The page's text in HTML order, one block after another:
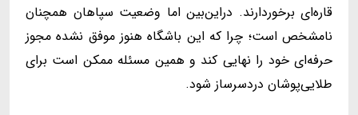
قاره‌ای برخوردارند. دراین‌بین اما وضعیت سپاهان همچنان
نامشخص است؛ چرا که این باشگاه هنوز موفق نشده مجوز
حرفه‌ای خود را نهایی کند و همین مسئله ممکن است برای
طلایی‌پوشان دردسرساز شود.